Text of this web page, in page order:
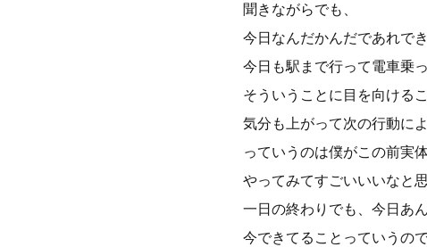
聞きながらでも、
今日なんだかんだであれで
今日も駅まで行って電車乗
そういうことに目を向ける
気分も上がって次の行動に
っていうのは僕がこの前実
やってみてすごいいいなと
一日の終わりでも、今日あ
今できてることっていうの